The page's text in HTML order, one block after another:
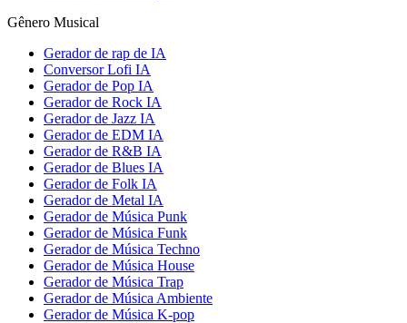
Gênero Musical
Gerador de rap de IA
Conversor Lofi IA
Gerador de Pop IA
Gerador de Rock IA
Gerador de Jazz IA
Gerador de EDM IA
Gerador de R&B IA
Gerador de Blues IA
Gerador de Folk IA
Gerador de Metal IA
Gerador de Música Punk
Gerador de Música Funk
Gerador de Música Techno
Gerador de Música House
Gerador de Música Trap
Gerador de Música Ambiente
Gerador de Música K-pop